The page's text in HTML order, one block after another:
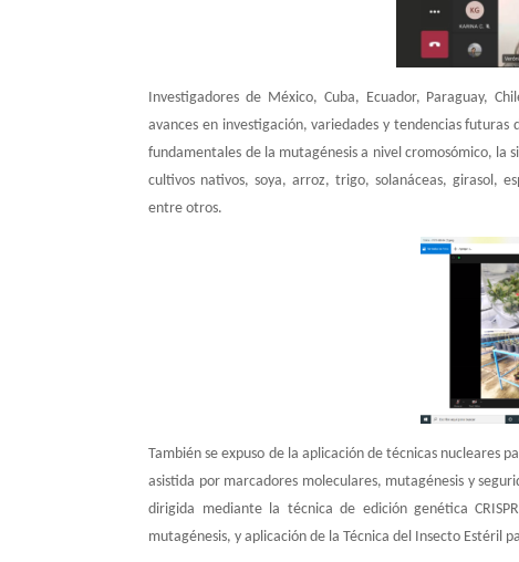
Investigadores de México, Cuba, Ecuador, Paraguay,
avances en investigación, variedades y tendencias
fundamentales de la mutagénesis a nivel cromosómico, la
cultivos nativos, soya, arroz, trigo, solanáceas, girasol,
entre otros.
También se expuso de la aplicación de técnicas nucleares
asistida por marcadores moleculares, mutagénesis y
dirigida mediante la técnica de edición genética
mutagénesis, y aplicación de la Técnica del Insecto Estéril